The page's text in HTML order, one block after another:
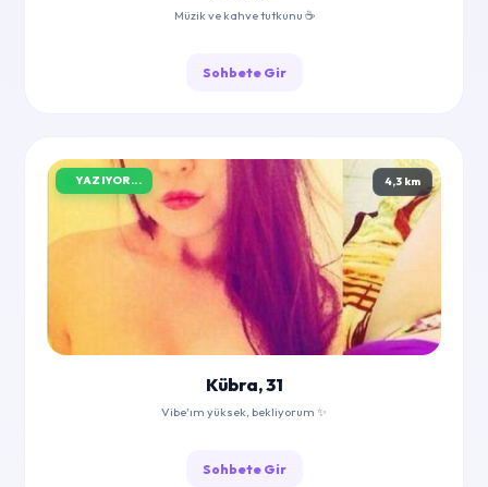
Müzik ve kahve tutkunu ☕
Sohbete Gir
YAZIYOR... 4,3 km
Kübra, 31
Vibe'ım yüksek, bekliyorum ✨
Sohbete Gir